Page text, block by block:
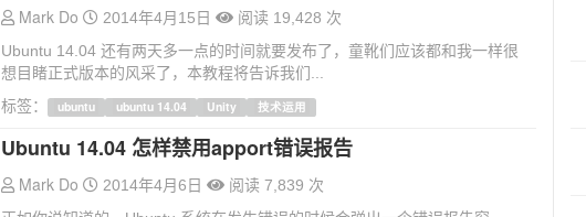
Mark Do 2014年4月15日
阅读 19,428 次
Ubuntu 14.04 还有两天多一点的时间就要发布了，童靴们应该都和我一样很
想目睹正式版本的风采了，本教程将告诉我们...
标签：
ubuntu ubuntu 14.04 Unity 技术运用
Ubuntu 14.04 怎样禁用apport错误报告
Mark Do 2014年4月6日
阅读 7,839 次